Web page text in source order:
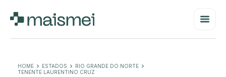
HOME ESTADOS
RIO GRANDE DO NORTE
TENENTE LAURENTINO CRUZ